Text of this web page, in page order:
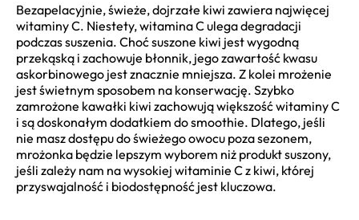
Bezapelacyjnie, świeże, dojrzałe kiwi zawiera najwięcej
witaminy C. Niestety, witamina C ulega degradacji
podczas suszenia. Choć suszone kiwi jest wygodną
przekąską i zachowuje błonnik, jego zawartość kwasu
askorbinowego jest znacznie mniejsza. Z kolei mrożenie
jest świetnym sposobem na konserwację. Szybko
zamrożone kawałki kiwi zachowują większość witaminy C
i są doskonałym dodatkiem do smoothie. Dlatego, jeśli
nie masz dostępu do świeżego owocu poza sezonem,
mrożonka będzie lepszym wyborem niż produkt suszony,
jeśli zależy nam na wysokiej witaminie C z kiwi, której
przyswajalność i biodostępność jest kluczowa.